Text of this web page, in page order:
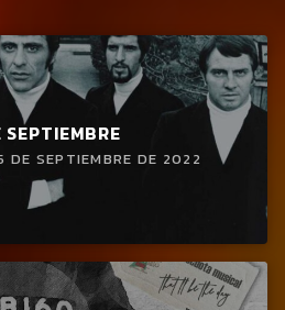
SEPTIEMBRE
DE SEPTIEMBRE DE 2022